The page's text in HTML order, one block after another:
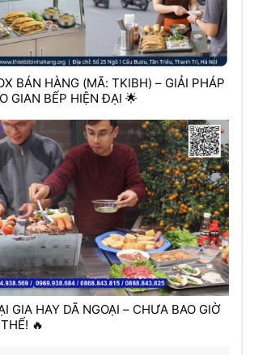
BÁN HÀNG (MÃ: TKIBH) – GIẢI PHÁP
GIAN BẾP HIỆN ĐẠI 🌟
GIA HAY DÃ NGOẠI – CHƯA BAO GIỜ
🔥